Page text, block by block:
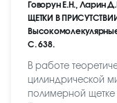
Говорун Е.Н., Ларин
ЩЕТКИ В
С. 638.
В работе
цилиндрической
полимерной щетке